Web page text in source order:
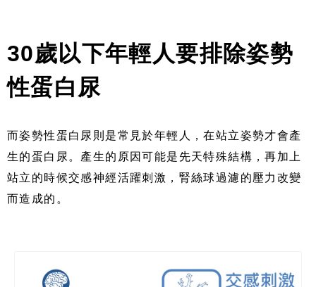
30歲以下年輕人要排除姿勢
性蛋白尿
而姿勢性蛋白尿則是常見於年輕人，在站立姿勢才會產
生的蛋白尿。產生的原因可能是先天特殊結構，再加上
站立的時候交感神經活躍刺激，腎絲球過濾的壓力改變
而造成的。